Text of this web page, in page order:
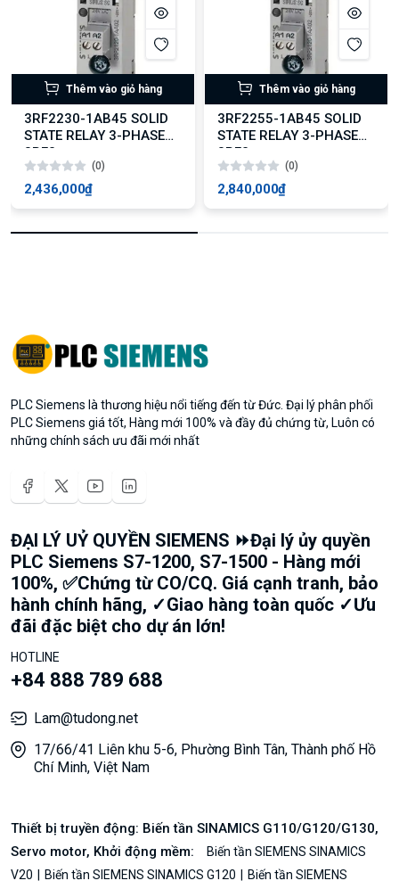
Thêm vào giỏ hàng
3RF2230-1AB45 SOLID
STATE RELAY 3-PHASE
3RF2
(0)
2,436,000₫
Thêm vào giỏ hàng
3RF2255-1AB45 SOLID
STATE RELAY 3-PHASE
3RF2
(0)
2,840,000₫
PLC Siemens là thương hiệu nổi tiếng đến từ Đức. Đại lý phân phối
PLC Siemens giá tốt, Hàng mới 100% và đầy đủ chứng từ, Luôn có
những chính sách ưu đãi mới nhất
ĐẠI LÝ UỶ QUYỀN SIEMENS ⏩Đại lý ủy quyền
PLC Siemens S7-1200, S7-1500 - Hàng mới
100%, ✅Chứng từ CO/CQ. Giá cạnh tranh, bảo
hành chính hãng, ✓Giao hàng toàn quốc ✓Ưu
đãi đặc biệt cho dự án lớn!
HOTLINE
+84 888 789 688
Lam@tudong.net
17/66/41 Liên khu 5-6, Phường Bình Tân, Thành phố Hồ
Chí Minh, Việt Nam
Thiết bị truyền động: Biến tần SINAMICS G110/G120/G130,
Servo motor, Khởi động mềm:
Biến tần SIEMENS SINAMICS
V20
Biến tần SIEMENS SINAMICS G120
Biến tần SIEMENS